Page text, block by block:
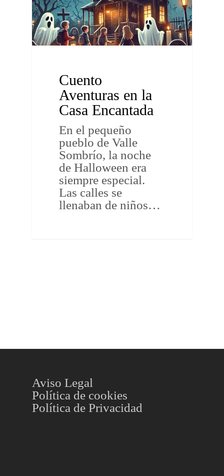
Cuento
Aventuras en la
Casa Encantada
En el pequeño
pueblo de Valle
Sombrío, la noche
de Halloween era
siempre especial.
Las calles se
llenaban de niños…
Aviso Legal
Política de cookies
Política de Privacidad